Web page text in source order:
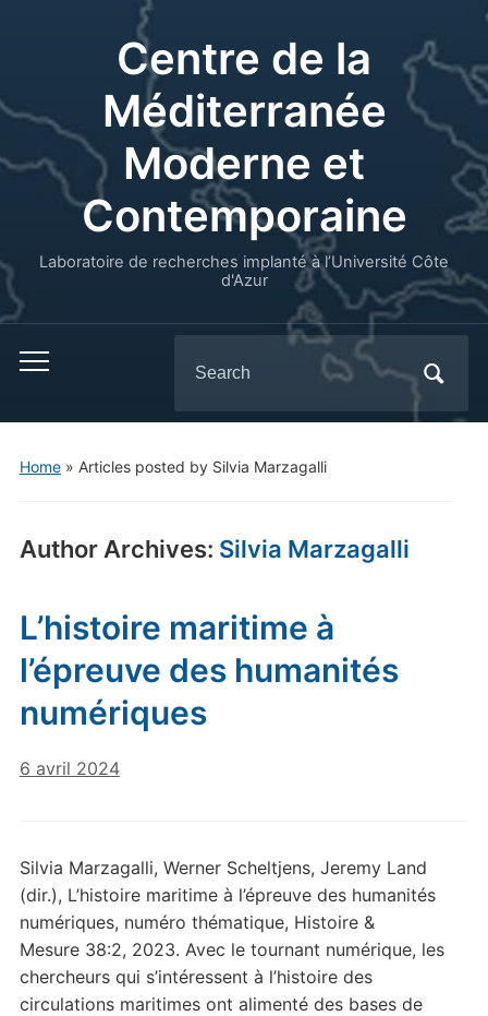
Centre de la
Méditerranée
Moderne et
Contemporaine
Laboratoire de recherches implanté à l’Université Côte
d'Azur
for:
Home» Articles posted by Silvia Marzagalli
Author Archives: Silvia Marzagalli
L’histoire maritime à
l’épreuve des humanités
numériques
6 avril 2024
Silvia Marzagalli, Werner Scheltjens, Jeremy Land
(dir.), L’histoire maritime à l’épreuve des humanités
numériques, numéro thématique, Histoire &
Mesure 38:2, 2023. Avec le tournant numérique, les
chercheurs qui s’intéressent à l’histoire des
circulations maritimes ont alimenté des bases de